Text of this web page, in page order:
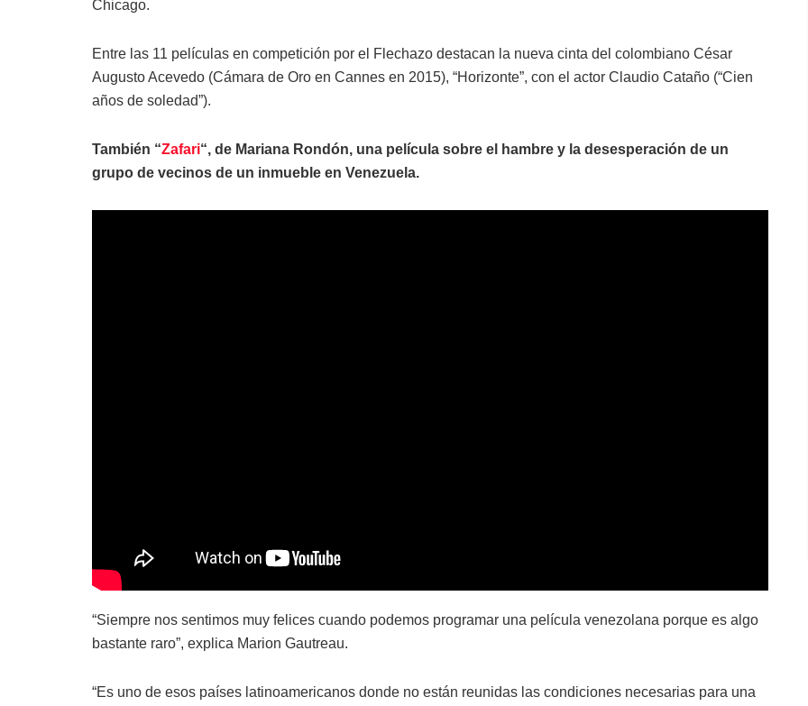
Chicago.
Entre las 11 películas en competición por el Flechazo destacan la nueva cinta del colombiano César
Augusto Acevedo (Cámara de Oro en Cannes en 2015), “Horizonte”, con el actor Claudio Cataño (“Cien
años de soledad”).
También “Zafari“, de Mariana Rondón, una película sobre el hambre y la desesperación de un
grupo de vecinos de un inmueble en Venezuela.
“Siempre nos sentimos muy felices cuando podemos programar una película venezolana porque es algo
bastante raro”, explica Marion Gautreau.
“Es uno de esos países latinoamericanos donde no están reunidas las condiciones necesarias para una